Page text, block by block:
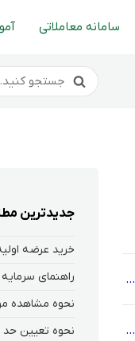
سامانه معاملاتی
جدیدترین
خرید عرضه